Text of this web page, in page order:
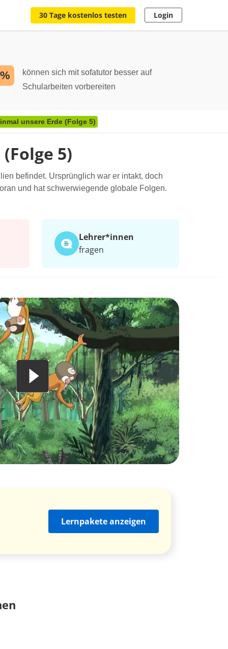
30 Tage kostenlos testen Login
können sich mit sofatutor besser auf
Schularbeiten vorbereiten
unsere Erde (Folge 5)
5)
befindet. Ursprünglich war er intakt, doch
und hat schwerwiegende globale Folgen.
Lehrer*​innen
fragen
Lernpakete anzeigen